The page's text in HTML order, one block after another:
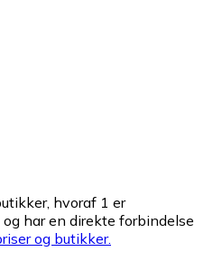
hvoraf 1 er
har en direkte forbindelse
og butikker.